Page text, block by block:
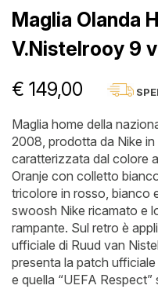
Maglia Olanda
V.Nistelrooy 9
€ 149,00
Maglia home della
2008, prodotta da Nike
caratterizzata dal colore
Oranje con colletto
tricolore in rosso, bianco
swoosh Nike ricamato e
rampante. Sul retro è
ufficiale di Ruud van
presenta la patch
e quella “UEFA Respect”